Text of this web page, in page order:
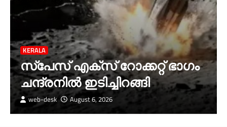
KERALA
സ്‌പേസ് എക്‌സ് റോക്കറ്റ് ഭാഗം
ചന്ദ്രനില്‍ ഇടിച്ചിറങ്ങി
web-desk August 6, 2026